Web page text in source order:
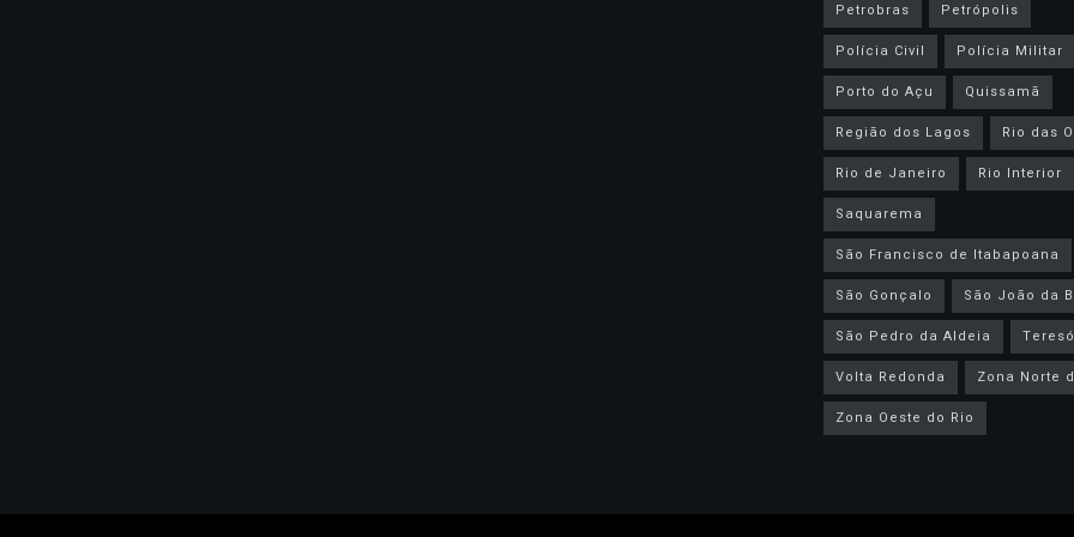
Petrobras
Petrópolis
Polícia Civil
Polícia Militar
Porto do Açu
Quissamã
Região dos Lagos
Rio das
Rio de Janeiro
Rio Interior
Saquarema
São Francisco de Itabapoana
São Gonçalo
São João da
São Pedro da Aldeia
Volta Redonda
Zona Norte
Zona Oeste do Rio